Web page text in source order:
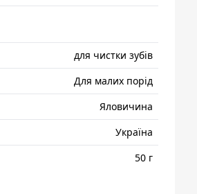
для чистки зубів
Для малих порід
Яловичина
Україна
50 г